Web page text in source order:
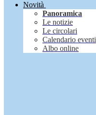
Novità
Panoramica
Le notizie
Le circolari
Calendario eventi
Albo online